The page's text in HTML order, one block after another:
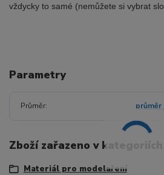
vždycky to samé (nemůžete si vybrat
Parametry
Průměr průměr
Zboží zařazeno v kategoriích
Materiál pro modelaření